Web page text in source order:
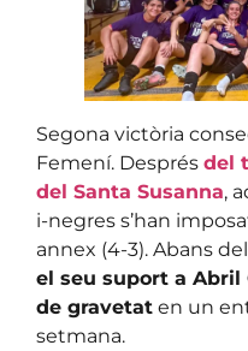
Segona victòria
Femení. Després del
del Santa Susanna,
i-negres s’han
annex (4-3). Abans
el seu suport a Abril
de gravetat en un
setmana.